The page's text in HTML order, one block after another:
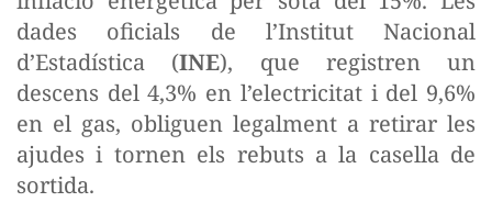
dades oficials de l’Institut Nacional
d’Estadística (INE), que registren un
descens del 4,3% en l’electricitat i del 9,6%
en el gas, obliguen legalment a retirar les
ajudes i tornen els rebuts a la casella de
sortida.